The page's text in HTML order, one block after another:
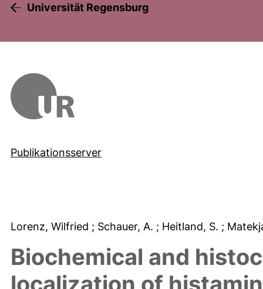
Universität Regensburg
Publikationsserver
Lorenz, Wilfried ; Schauer, A. ; Heitland, S. ;
Biochemical and